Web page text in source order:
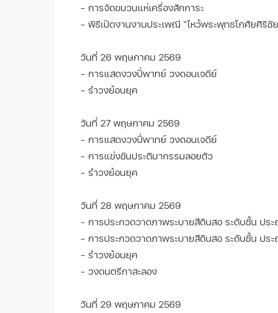
- การจัดขบวนแห่เครื่องสักการะ
- พิธีเปิดงานงานประเพณี “ไหว้พระพุทธโกศัยศิริชั
วันที่ 26 พฤษภาคม 2569
- การแสดงวงปี่พาทย์ วงดอนเจดีย์
- รำวงย้อนยุค
วันที่ 27 พฤษภาคม 2569
- การแสดงวงปี่พาทย์ วงดอนเจดีย์
- การแข่งขันประติมากรรมลอยตัว
- รำวงย้อนยุค
วันที่ 28 พฤษภาคม 2569
- การประกวดวาดภาพระบายสีดินสอ ระดับชั้น ปร
- การประกวดวาดภาพระบายสีดินสอ ระดับชั้น ปร
- รำวงย้อนยุค
- วงดนตรีกาสะลอง
วันที่ 29 พฤษภาคม 2569